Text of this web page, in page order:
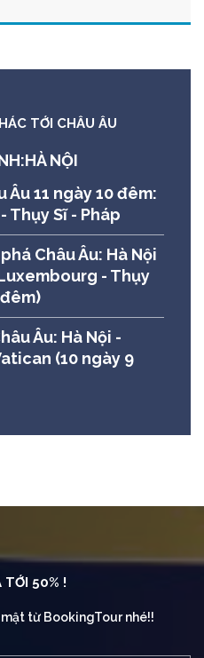
TỚI CHÂU ÂU
NỘI
Âu 11 ngày 10 đêm:
Thụy Sĩ - Pháp
Châu Âu: Hà Nội
- Thụy
Âu: Hà Nội -
(10 ngày 9
TỚI 50% !
từ BookingTour nhé!!